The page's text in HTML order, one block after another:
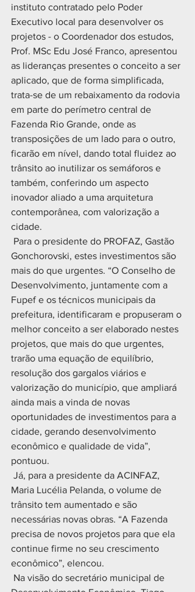
instituto contratado pelo Poder
Executivo local para desenvolver os
projetos - o Coordenador dos estudos,
Prof. MSc Edu José Franco, apresentou
as lideranças presentes o conceito a ser
aplicado, que de forma simplificada,
trata-se de um rebaixamento da rodovia
em parte do perímetro central de
Fazenda Rio Grande, onde as
transposições de um lado para o outro,
ficarão em nível, dando total fluidez ao
trânsito ao inutilizar os semáforos e
também, conferindo um aspecto
inovador aliado a uma arquitetura
contemporânea, com valorização a
cidade.
Gonchorovski, estes investimentos são
mais do que urgentes. “O Conselho de
Desenvolvimento, juntamente com a
Fupef e os técnicos municipais da
prefeitura, identificaram e propuseram o
melhor conceito a ser elaborado nestes
projetos, que mais do que urgentes,
trarão uma equação de equilíbrio,
resolução dos gargalos viários e
valorização do município, que ampliará
ainda mais a vinda de novas
oportunidades de investimentos para a
cidade, gerando desenvolvimento
econômico e qualidade de vida”,
pontuou.
Maria Lucélia Pelanda, o volume de
trânsito tem aumentado e são
necessárias novas obras. “A Fazenda
precisa de novos projetos para que ela
continue firme no seu crescimento
econômico”, elencou.